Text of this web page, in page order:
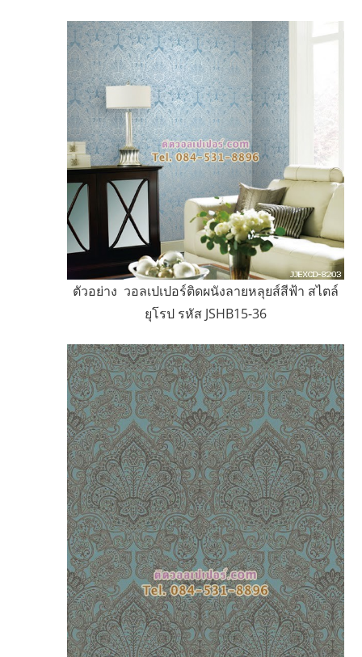
ตัวอย่าง วอลเปเปอร์ติดผนังลายหลุยส์สีฟ้า สไตล์
ยุโรป รหัส JSHB15-36